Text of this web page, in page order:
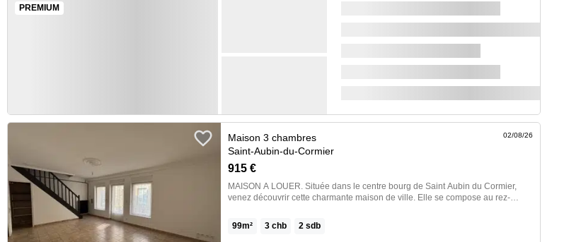
PREMIUM
915 €
Maison 3 chambres
Saint-Aubin-du-Cormier
MAISON A LOUER. Située dans le centre bourg de Saint Aubin du Cormier,
venez découvrir cette charmante maison de ville. Elle se compose au rez-
équipée, une arrière cuisine et un wc. A l'étage, le palier dessert 3 chambres
avec placard dont une avec salle d'eau privative, et une autre avec accès
99m² 3 chb 2 sdb
02/08/26